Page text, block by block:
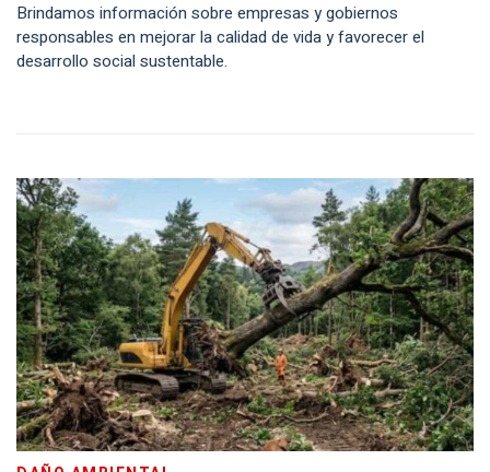
Brindamos información sobre empresas y gobiernos
responsables en mejorar la calidad de vida y favorecer el
desarrollo social sustentable.